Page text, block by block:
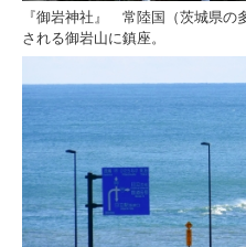
『御岩神社』 常陸国（茨城県の
される御岩山に鎮座。